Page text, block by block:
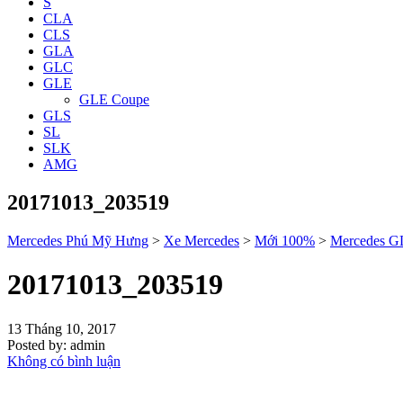
CLA
CLS
GLA
GLC
GLE
GLE Coupe
GLS
SL
SLK
AMG
20171013_203519
Mercedes Phú Mỹ Hưng > Xe Mercedes > Mới 100% > Mercedes
20171013_203519
13 Tháng 10, 2017
Posted by: admin
Không có bình luận